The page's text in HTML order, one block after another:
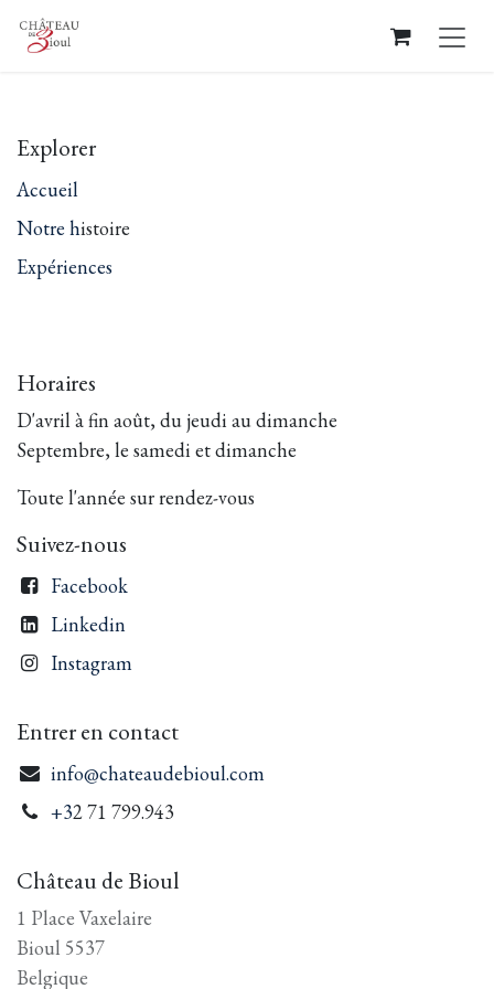
Se rendre au contenu
Explorer
Accueil
Notre histoire
Expériences
Horaires
D'avril à fin août, du jeudi au dimanche
Septembre, le samedi et dimanche
Toute l'année sur rendez-vous
Suivez-nous
Facebook
Linkedin
Instagram
Entrer en contact
info@chateaudebioul.com
+32 71 799.943
Château de Bioul
1 Place Vaxelaire
Bioul 5537
Belgique